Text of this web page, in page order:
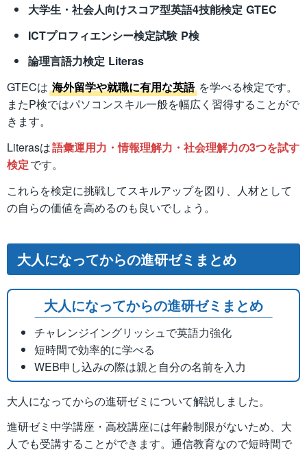
大学生・社会人向けスコア型英語4技能検定 GTEC
ICTプロフィエンシー検定試験 P検
論理言語力検定 Literas
GTECは 海外留学や就職に有用な英語 を学べる検定です。
またP検ではパソコンスキル一般を幅広く習得することがで
きます。
Literasは語彙運用力・情報理解力・社会理解力の3つを試す
検定です。
これらを検定に挑戦してスキルアップを図り、人材として
の自らの価値を高めるのも良いでしょう。
大人になってからの進研ゼミまとめ
大人になってからの進研ゼミまとめ
チャレンジイングリッシュで英語力強化
短時間で効率的に学べる
WEB申し込みの際は親と自分の名前を入力
大人になってからの進研ゼミについて解説しました。
進研ゼミ中学講座・高校講座には年齢制限がないため、大
人でも受講することができます。通信教育なので短時間で